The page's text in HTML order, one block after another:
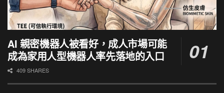
AI 親密機器人被看好，成人市場可能
成為家用人型機器人率先落地的入口
409 SHARES